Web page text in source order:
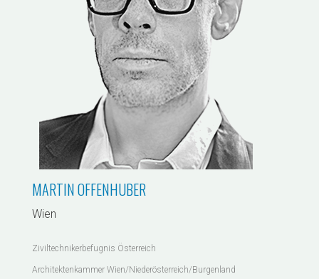
MARTIN OFFENHUBER
Wien
Ziviltechnikerbefugnis Österreich
Architektenkammer Wien/Niederösterreich/Burgenland